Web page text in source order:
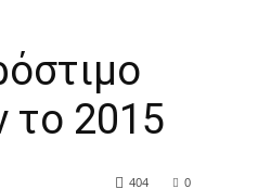
το 2015
0
404